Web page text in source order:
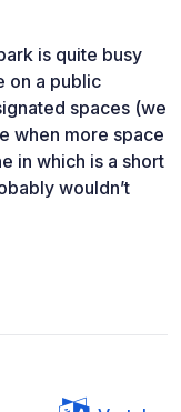
is quite busy
on a public
spaces (we
when more space
in which is a short
wouldn’t